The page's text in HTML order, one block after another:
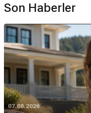
Son Haberler
07.08.2026